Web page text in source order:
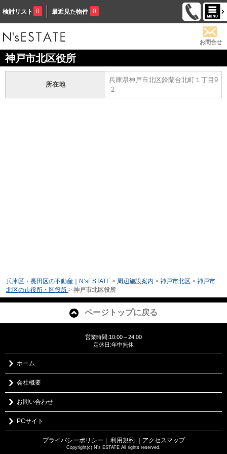
検討リスト 0 最近見た物件 0
お問合せ
神戸市北区役所
所在地
兵庫県神戸市北区鈴蘭台北町１丁目9
-2
兵庫区・長田区の不動産｜N’sESTATE > 周辺施設案内 > 神戸市北区 > 神戸市
北区の市役所・区役所 > 神戸市北区役所
ページトップに戻る
営業時間:10:00～24:00
定休日:年中無休
ホーム
会社概要
お問い合わせ
PCサイト
プライバシーポリシー ｜ 利用規約 ｜アクセスマップ
Copyright(c) N's ESTATE All rights reserved.